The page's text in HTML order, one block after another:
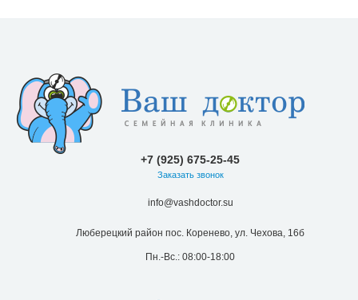
+7 (925) 675-25-45
Заказать звонок
info@vashdoctor.su
Люберецкий район пос. Коренево, ул. Чехова, 16б
Пн.-Вс.: 08:00-18:00